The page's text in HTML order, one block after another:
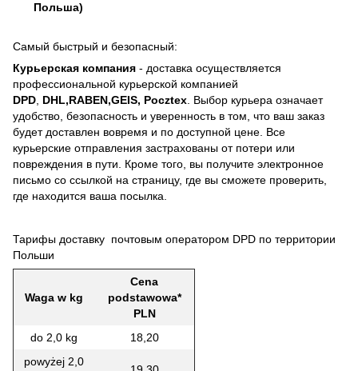
Польша)
Самый быстрый и безопасный:
Курьерская компания - доставка осуществляется
профессиональной курьерской компанией
DPD DHL,RABEN,GEIS, Pocztex . Выбор курьера означает
удобство, безопасность и уверенность в том, что ваш заказ
будет доставлен вовремя и по доступной цене. Все
курьерские отправления застрахованы от потери или
повреждения в пути. Кроме того, вы получите электронное
письмо со ссылкой на страницу, где вы сможете проверить,
где находится ваша посылка.
Тарифы доставку почтовым оператором DPD по территории
Польши
Waga w kg
Cena
podstawowa*
PLN
do 2,0 kg
18,20
powyżej 2,0